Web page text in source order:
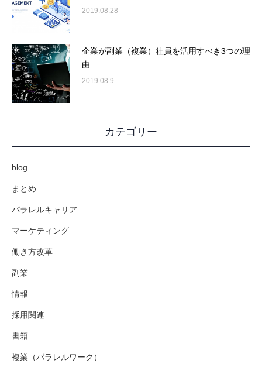
2019.08.28
企業が副業（複業）社員を活用すべき3つの理
由
2019.08.9
カテゴリー
blog
まとめ
パラレルキャリア
マーケティング
働き方改革
副業
情報
採用関連
書籍
複業（パラレルワーク）